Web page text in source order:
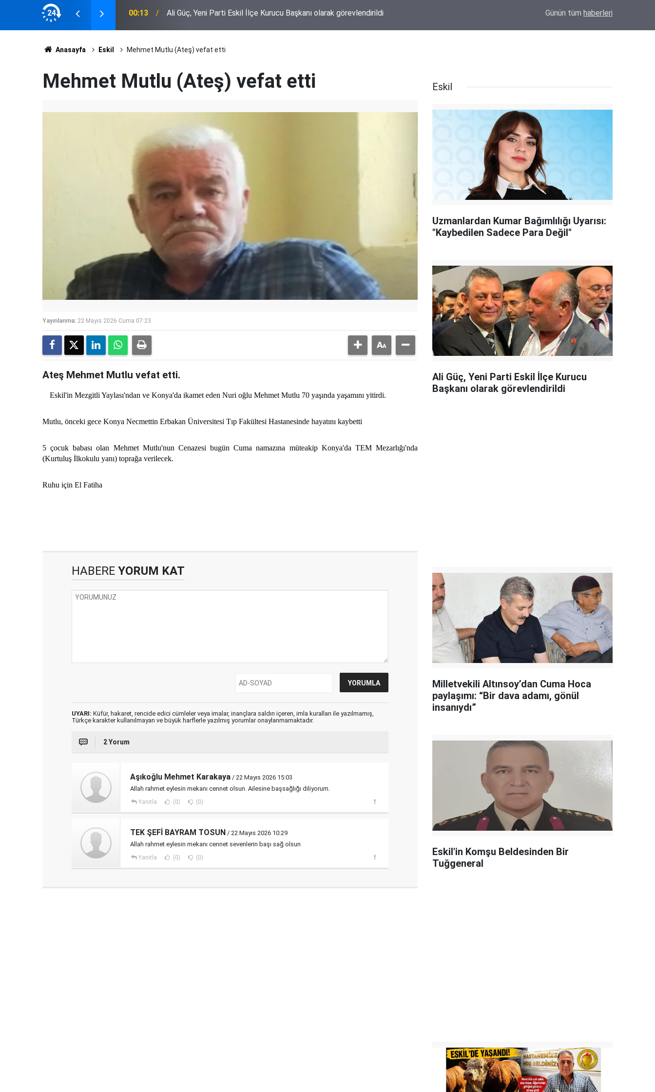
24
Sadece Para Değil" 00:13 Ali Güç, Yeni Parti Eskil İlçe Kurucu Başkanı olarak görevlendirildi Milletvekili Altınsoy’dan Cuma Hoca
Günün tüm haberleri
Anasayfa Eskil Mehmet Mutlu (Ateş) vefat etti
Mehmet Mutlu (Ateş) vefat etti
Yayınlanma: 22 Mayıs 2026 Cuma 07:23
Ateş Mehmet Mutlu vefat etti.
Eskil'in Mezgitli Yaylası'ndan ve Konya'da ikamet eden Nuri oğlu Mehmet Mutlu 70 yaşında yaşamını yitirdi.
Mutlu, önceki gece Konya Necmettin Erbakan Üniversitesi Tıp Fakültesi Hastanesinde hayatını kaybetti
5 çocuk babası olan Mehmet Mutlu'nun Cenazesi bugün Cuma namazına müteakip Konya'da TEM Mezarlığı'nda
(Kurtuluş İlkokulu yanı) toprağa verilecek.
Ruhu için El Fatiha
HABERE YORUM KAT
UYARI: Küfür, hakaret, rencide edici cümleler veya imalar, inançlara saldırı içeren, imla kuralları ile yazılmamış,
Türkçe karakter kullanılmayan ve büyük harflerle yazılmış yorumlar onaylanmamaktadır.
2 Yorum
Aşıkoğlu Mehmet Karakaya / 22 Mayıs 2026 15:03
Allah rahmet eylesin mekanı cennet olsun. Ailesine başsağlığı diliyorum.
Yanıtla (0) (0)
TEK ŞEFİ BAYRAM TOSUN / 22 Mayıs 2026 10:29
Allah rahmet eylesin mekanı cennet sevenlerin başı sağ olsun
Yanıtla (0) (0)
Eskil
Uzmanlardan Kumar Bağımlılığı Uyarısı:
"Kaybedilen Sadece Para Değil"
Ali Güç, Yeni Parti Eskil İlçe Kurucu
Başkanı olarak görevlendirildi
Milletvekili Altınsoy’dan Cuma Hoca
paylaşımı: “Bir dava adamı, gönül
insanıydı”
Eskil'in Komşu Beldesinden Bir
Tuğgeneral